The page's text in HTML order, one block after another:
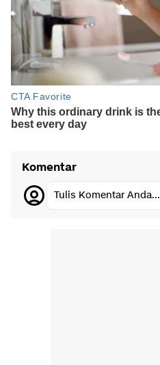
Komentar
Tulis Komentar Anda...